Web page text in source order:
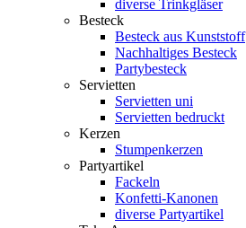
diverse Trinkgläser
Besteck
Besteck aus Kunststoff
Nachhaltiges Besteck
Partybesteck
Servietten
Servietten uni
Servietten bedruckt
Kerzen
Stumpenkerzen
Partyartikel
Fackeln
Konfetti-Kanonen
diverse Partyartikel